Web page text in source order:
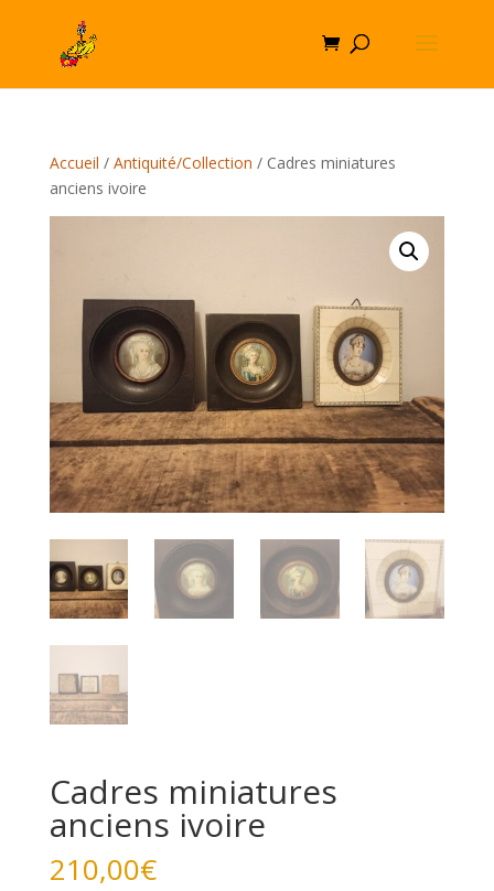
Accueil / Antiquité/Collection / Cadres miniatures
anciens ivoire
Cadres miniatures
anciens ivoire
210,00€